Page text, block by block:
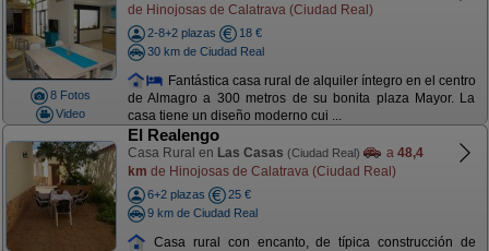
8 Fotos
Video
de Hinojosas de Calatrava (Ciudad Real)
2-8+2 plazas
18 €
30 km de Ciudad Real
Fantástica casa rural de alquiler íntegro en el centro
de Almagro a 300 metros de su bonita plaza Mayor. La
casa tiene un diseño moderno cui ...
El Realengo
Casa Rural en Las Casas (Ciudad Real) a 48,4
km de Hinojosas de Calatrava (Ciudad Real)
6+2 plazas
25 €
9 km de Ciudad Real
Casa rural con encanto, de típica construcción de